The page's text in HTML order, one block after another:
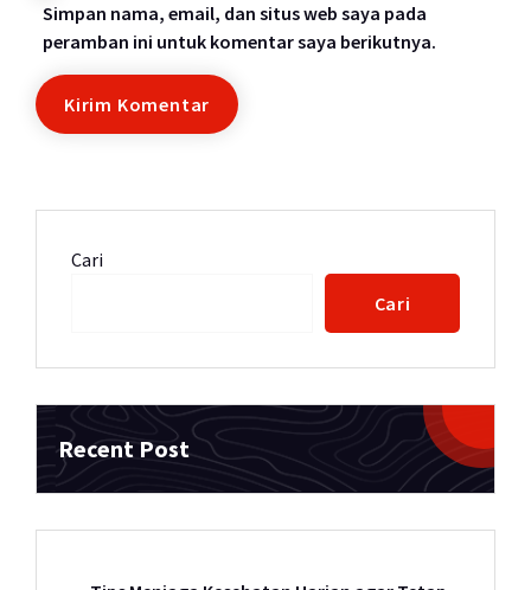
Simpan nama, email, dan situs web saya pada
peramban ini untuk komentar saya berikutnya.
Cari
Cari
Recent Post